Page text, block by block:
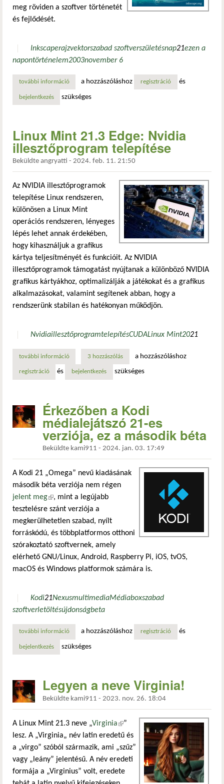
meg röviden a szoftver történetét
és fejlődését.
Inkscaperajzvektorszabad szoftverszületésnap21ezen a
napontörténelem2003november 6
további információaz inkscape 21 éves lett – boldog születésnapot!
a hozzászóláshoz regisztráció és
bejelentkezés szükséges
Linux Mint 21.3 Edge: Nvidia
illesztőprogram telepítése
Beküldte angryatti - 2024. feb. 11. 21:50
Az NVIDIA illesztőprogramok
telepítése Linux rendszeren,
különösen a Linux Mint
operációs rendszeren, lényeges
lépés lehet annak érdekében,
hogy kihasználjuk a grafikus
kártya teljesítményét és funkcióit. Az NVIDIA
illesztőprogramok támogatást nyújtanak a különböző NVIDIA
grafikus kártyákhoz, optimalizálják a játékokat és a grafikus
alkalmazásokat, valamint segítenek abban, hogy a
rendszerünk stabilan és hatékonyan működjön.
NvidiaillesztőprogramtelepítésCUDALinux Mint2021
további információlinux mint 21.3 edge: nvidia illesztőprogram telepítése
3 hozzászólás a hozzászóláshoz
regisztráció és bejelentkezés szükséges
Érkezőben a Kodi
médialejátszó 21-es
verziója, ez a második béta
Beküldte kami911 - 2024. jan. 03. 17:49
A Kodi 21 „Omega” nevű kiadásának
második béta verziója nem régen
jelent meg(külső hivatkozás)
, mint a legújabb
tesztelésre szánt verziója a
megkerülhetetlen szabad, nyílt
forráskódú, és többplatformos otthoni
szórakoztató szoftvernek, amely
elérhető GNU/Linux, Android, Raspberry Pi, iOS, tvOS,
macOS és Windows platformok számára is.
Kodi21NexusmultimediaMédiaboxszabad
szoftverletöltésújdonságbeta
további információérkezőben a kodi médialejátszó 21-es verziója, ez a
a hozzászóláshoz regisztráció és
bejelentkezés szükséges
Legyen a neve Virginia!
Beküldte kami911 - 2023. nov. 26. 18:04
A Linux Mint 21.3 neve „Virginia(külső hivatkozás)
”
lesz. A „Virginia„ név latin eredetű és
a „virgo” szóból származik, ami „szűz”
vagy „leány” jelentésű. A név eredeti
formája a „Virginius” volt, eredete